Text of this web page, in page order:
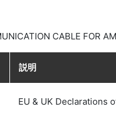
CABLE FOR
説明
EU & UK Declarations